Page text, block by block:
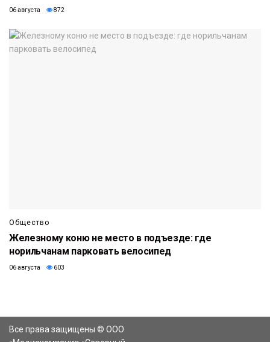
06 августа 872
Общество
Железному коню не место в подъезде: где
норильчанам парковать велосипед
06 августа 603
Все права защищены © ООО